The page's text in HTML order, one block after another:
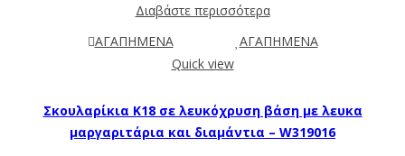
Διαβάστε περισσότερα
ΑΓΑΠΗΜΕΝΑ
ΑΓΑΠΗΜΕΝΑ
Quick view
Σκουλαρίκια Κ18 σε λευκόχρυση βάση με λευκα
μαργαριτάρια και διαμάντια – W319016